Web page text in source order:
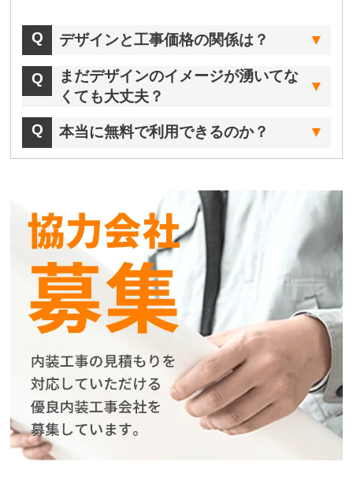
デザインと工事価格の関係は？
まだデザインのイメージが湧いてな
くても大丈夫？
本当に無料で利用できるのか？